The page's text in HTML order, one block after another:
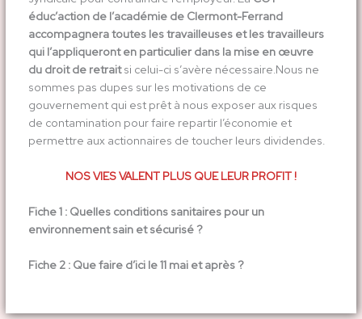
éduc’action de l’académie de Clermont-Ferrand
accompagnera toutes les travailleuses et les travailleurs
qui l’appliqueront en particulier dans la mise en œuvre
du droit de retraitsi celui-ci s’avère nécessaire.Nous ne
sommes pas dupes sur les motivations de ce
gouvernement qui est prêt à nous exposer aux risques
de contamination pour faire repartir l’économie et
permettre aux actionnaires de toucher leurs dividendes.
NOS VIES VALENT PLUS QUE LEUR PROFIT !
Fiche 1 : Quelles conditions sanitaires pour un
environnement sain et sécurisé ?
Fiche 2 : Que faire d’ici le 11 mai et après ?